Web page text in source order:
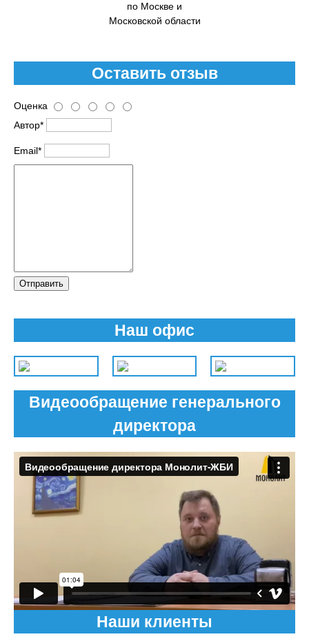
по Москве и
Московской области
Оставить отзыв
Оценка
Автор*
Email*
Отправить
Наш офис
Видеообращение генерального
директора
Наши клиенты